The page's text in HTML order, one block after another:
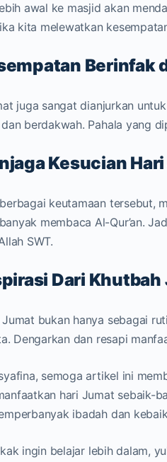
awal ke masjid akan
kita melewatkan
Berinfak
juga sangat dianjurkan
dan berdakwah. Pahala yang
Kesucian
keutamaan tersebut,
membaca Al-Qur’an.
SWT.
Dari Khutbah
Jumat bukan hanya sebagai
Dengarkan dan resapi
semoga artikel ini
hari Jumat sebaik-
ibadah dan
ingin belajar lebih dalam,